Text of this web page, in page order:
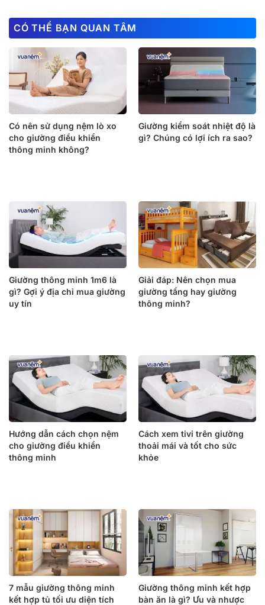
CÓ THỂ BẠN QUAN TÂM
Có nên sử dụng nệm lò xo
cho giường điều khiển
thông minh không?
Giường kiểm soát nhiệt độ là
gì? Chúng có lợi ích ra sao?
Giường thông minh 1m6 là
gì? Gợi ý địa chỉ mua giường
uy tín
Giải đáp: Nên chọn mua
giường tầng hay giường
thông minh?
Hướng dẫn cách chọn nệm
cho giường điều khiển
thông minh
Cách xem tivi trên giường
thoải mái và tốt cho sức
khỏe
7 mẫu giường thông minh
kết hợp tủ tối ưu diện tích
Giường thông minh kết hợp
bàn ăn là gì? Ưu và nhược